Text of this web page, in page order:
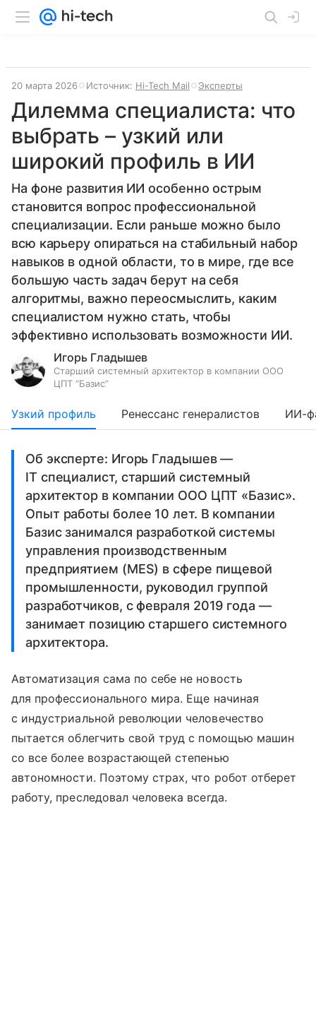
20 марта 2026 Источник: Hi-Tech Mail Эксперты
Дилемма специалиста: что
выбрать – узкий или
широкий профиль в ИИ
На фоне развития ИИ особенно острым
становится вопрос профессиональной
специализации. Если раньше можно было
всю карьеру опираться на стабильный набор
навыков в одной области, то в мире, где все
большую часть задач берут на себя
алгоритмы, важно переосмыслить, каким
специалистом нужно стать, чтобы
эффективно использовать возможности ИИ.
Игорь Гладышев
Старший системный архитектор в компании ООО
ЦПТ “Базис”
Узкий профиль Ренессанс генералистов ИИ-
Об эксперте: Игорь Гладышев —
IT специалист, старший системный
архитектор в компании ООО ЦПТ «Базис».
Опыт работы более 10 лет. В компании
Базис занимался разработкой системы
управления производственным
предприятием (MES) в сфере пищевой
промышленности, руководил группой
разработчиков, с февраля 2019 года —
занимает позицию старшего системного
архитектора.
Автоматизация сама по себе не новость
для профессионального мира. Еще начиная
с индустриальной революции человечество
пытается облегчить свой труд с помощью машин
со все более возрастающей степенью
автономности. Поэтому страх, что робот отберет
работу, преследовал человека всегда.